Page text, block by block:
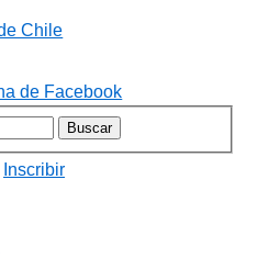
Inscribir